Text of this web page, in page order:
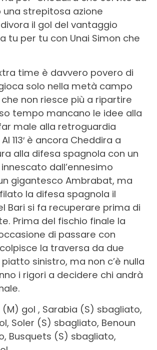
una strepitosa azione
il gol del vantaggio
tu per tu con Unai Simon che
time è davvero povero di
solo nella metà campo
non riesce più a ripartire
tempo mancano le idee alla
male alla retroguardia
113′ è ancora Cheddira a
alla difesa spagnola con un
dall’ennesimo
gigantesco Ambrabat, ma
la difesa spagnola il
Bari si fa recuperare prima di
Prima del fischio finale la
di passare con
la traversa da due
sinistro, ma non c’è nulla
i rigori a decidere chi andrà
(M) gol , Sarabia (S) sbagliato,
Soler (S) sbagliato, Benoun
Busquets (S) sbagliato,